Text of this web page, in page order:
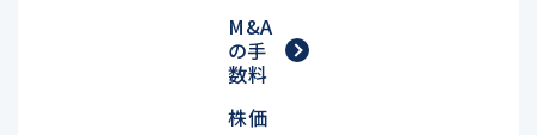
M&A
の手
数料
株価